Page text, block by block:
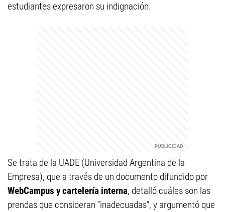
estudiantes expresaron su indignación.
Se trata de la UADE (Universidad Argentina de la
Empresa), que a través de un documento difundido por
WebCampus y cartelería interna, detalló cuáles son las
prendas que consideran “inadecuadas”, y argumentó que